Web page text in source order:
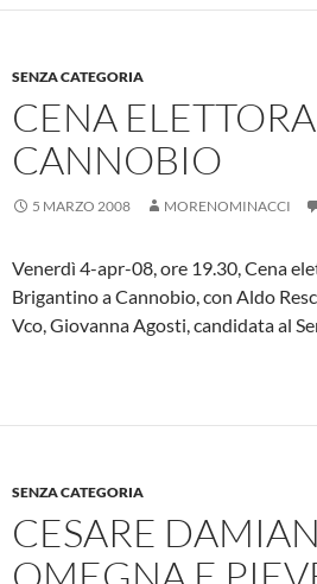
SENZA CATEGORIA
CENA
CANNOBIO
5 MARZO 2008 MORENOMINACCI
Venerdì 4-apr-08, ore 19.30, Cena
Brigantino a Cannobio, con Aldo
Vco, Giovanna Agosti, candidata al
SENZA CATEGORIA
CESARE